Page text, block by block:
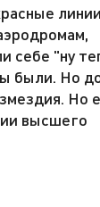
себе "ну
были. Но
Но
высшего